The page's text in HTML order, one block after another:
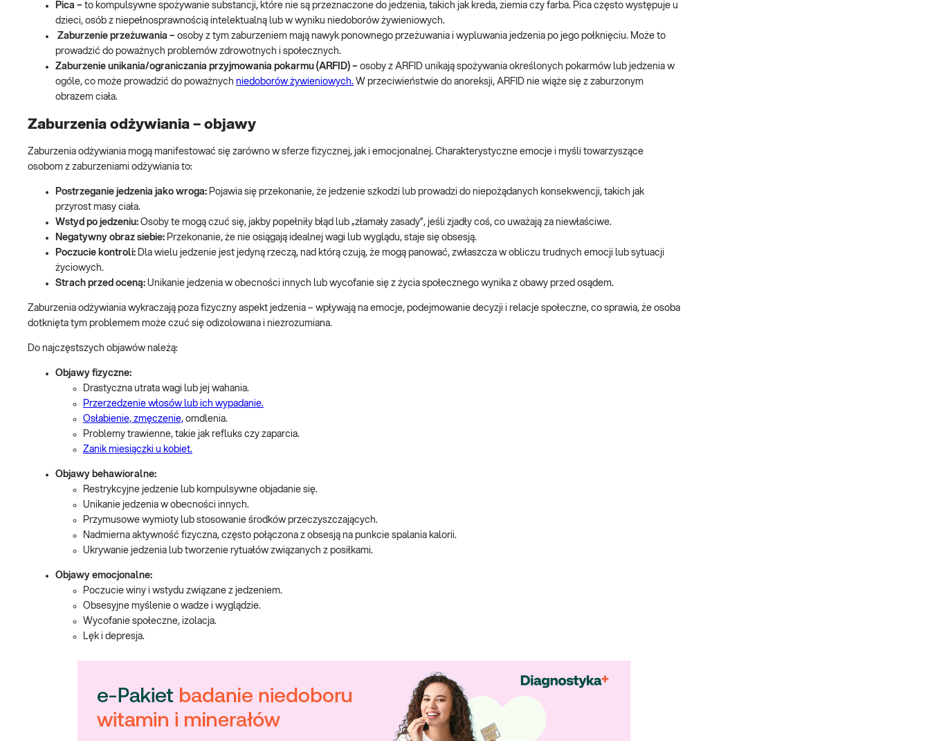
Pica – to kompulsywne spożywanie substancji, które nie są przeznaczone do jedzenia, takich jak kreda, ziemia czy farba. Pica często występuje u
dzieci, osób z niepełnosprawnością intelektualną lub w wyniku niedoborów żywieniowych.
Zaburzenie przeżuwania – osoby z tym zaburzeniem mają nawyk ponownego przeżuwania i wypluwania jedzenia po jego połknięciu. Może to
prowadzić do poważnych problemów zdrowotnych i społecznych.
Zaburzenie unikania/ograniczania przyjmowania pokarmu (ARFID) – osoby z ARFID unikają spożywania określonych pokarmów lub jedzenia w
ogóle, co może prowadzić do poważnych niedoborów żywieniowych. W przeciwieństwie do anoreksji, ARFID nie wiąże się z zaburzonym
obrazem ciała.
Zaburzenia odżywiania – objawy
Zaburzenia odżywiania mogą manifestować się zarówno w sferze fizycznej, jak i emocjonalnej. Charakterystyczne emocje i myśli towarzyszące
osobom z zaburzeniami odżywiania to:
Postrzeganie jedzenia jako wroga: Pojawia się przekonanie, że jedzenie szkodzi lub prowadzi do niepożądanych konsekwencji, takich jak
przyrost masy ciała.
Wstyd po jedzeniu: Osoby te mogą czuć się, jakby popełniły błąd lub „złamały zasady”, jeśli zjadły coś, co uważają za niewłaściwe.
Negatywny obraz siebie: Przekonanie, że nie osiągają idealnej wagi lub wyglądu, staje się obsesją.
Poczucie kontroli: Dla wielu jedzenie jest jedyną rzeczą, nad którą czują, że mogą panować, zwłaszcza w obliczu trudnych emocji lub sytuacji
życiowych.
Strach przed oceną: Unikanie jedzenia w obecności innych lub wycofanie się z życia społecznego wynika z obawy przed osądem.
Zaburzenia odżywiania wykraczają poza fizyczny aspekt jedzenia – wpływają na emocje, podejmowanie decyzji i relacje społeczne, co sprawia, że osoba
dotknięta tym problemem może czuć się odizolowana i niezrozumiana.
Do najczęstszych objawów należą:
Objawy fizyczne:
Drastyczna utrata wagi lub jej wahania.
Przerzedzenie włosów lub ich wypadanie.
Osłabienie, zmęczenie, omdlenia.
Problemy trawienne, takie jak refluks czy zaparcia.
Zanik miesiączki u kobiet.
Objawy behawioralne:
Restrykcyjne jedzenie lub kompulsywne objadanie się.
Unikanie jedzenia w obecności innych.
Przymusowe wymioty lub stosowanie środków przeczyszczających.
Nadmierna aktywność fizyczna, często połączona z obsesją na punkcie spalania kalorii.
Ukrywanie jedzenia lub tworzenie rytuałów związanych z posiłkami.
Objawy emocjonalne:
Poczucie winy i wstydu związane z jedzeniem.
Obsesyjne myślenie o wadze i wyglądzie.
Wycofanie społeczne, izolacja.
Lęk i depresja.